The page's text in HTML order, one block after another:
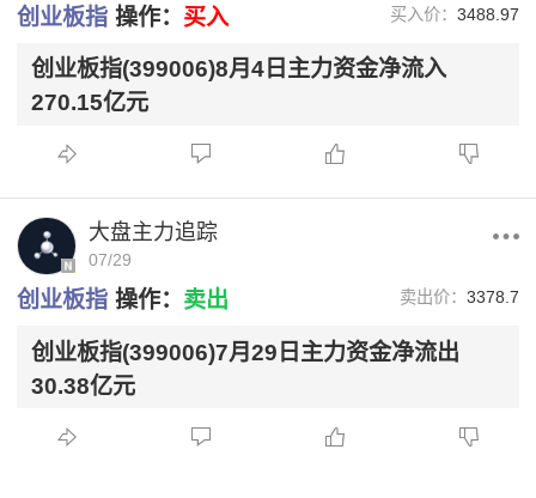
创业板指 操作： 买入 买入价： 3488.97
创业板指(399006)8月4日主力资金净流入
270.15亿元
大盘主力追踪
07/29
创业板指 操作： 卖出 卖出价： 3378.7
创业板指(399006)7月29日主力资金净流出
30.38亿元